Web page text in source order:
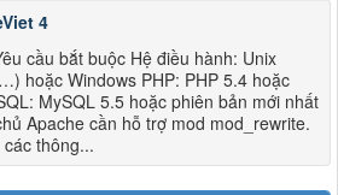
4
cầu bắt buộc Hệ điều hành: Unix
hoặc Windows PHP: PHP 5.4 hoặc
MySQL 5.5 hoặc phiên bản mới nhất
Apache cần hỗ trợ mod mod_rewrite.
thông...